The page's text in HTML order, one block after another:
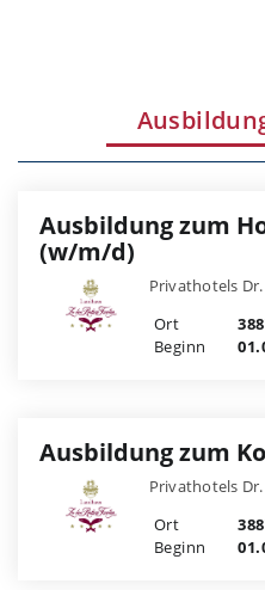
Ausbildung zum
(w/m/d)
Privathotels
Ort
Beginn
Ausbildung zum
Privathotels
Ort
Beginn